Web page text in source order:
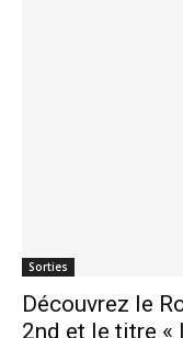
Sorties
Découvrez le
2nd et le titre «